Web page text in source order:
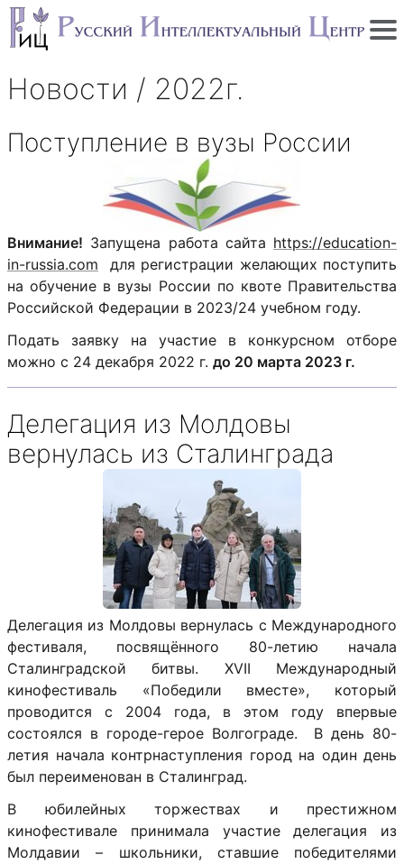
Новости / 2022г.
Поступление в вузы России
Внимание! Запущена работа сайта https://education-
in-russia.com для регистрации желающих поступить
на обучение в вузы России по квоте Правительства
Российской Федерации в 2023/24 учебном году.
Подать заявку на участие в конкурсном отборе
можно с 24 декабря 2022 г. до 20 марта 2023 г.
Делегация из Молдовы
вернулась из Сталинграда
Делегация из Молдовы вернулась с Международного
фестиваля, посвящённого 80-летию начала
Сталинградской битвы. XVII Международный
кинофестиваль «Победили вместе», который
проводится с 2004 года, в этом году впервые
состоялся в городе-герое Волгограде. В день 80-
летия начала контрнаступления город на один день
был переименован в Сталинград.
В юбилейных торжествах и престижном
кинофестивале принимала участие делегация из
Молдавии – школьники, ставшие победителями